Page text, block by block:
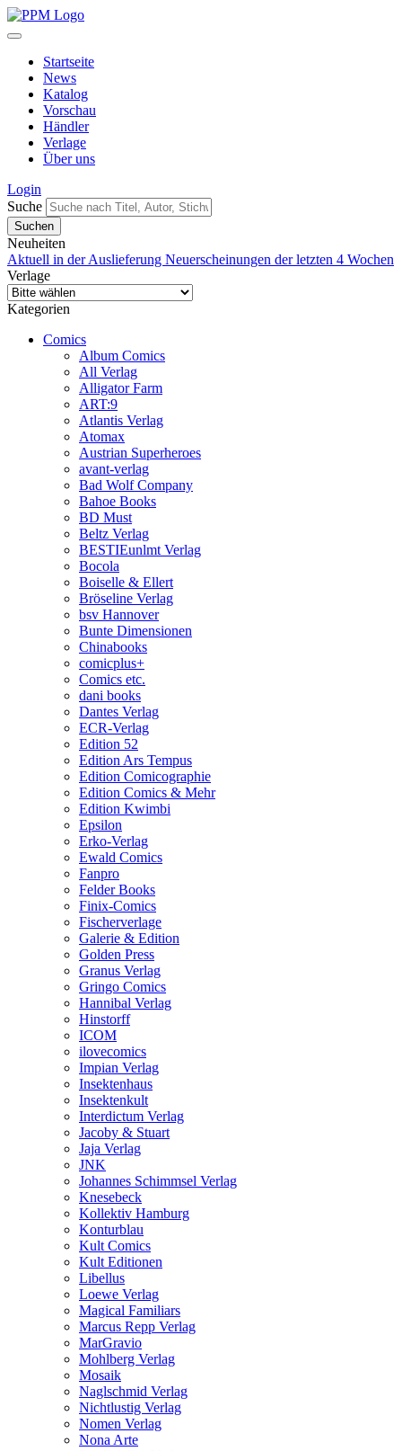
Startseite
News
Katalog
Vorschau
Händler
Verlage
Über uns
Login
Suche
Neuheiten
Aktuell in der Auslieferung Neuerscheinungen der letzten 4 Wochen
Verlage
Kategorien
Comics
Album Comics
All Verlag
Alligator Farm
ART:9
Atlantis Verlag
Atomax
Austrian Superheroes
avant-verlag
Bad Wolf Company
Bahoe Books
BD Must
Beltz Verlag
BESTIEunlmt Verlag
Bocola
Boiselle & Ellert
Bröseline Verlag
bsv Hannover
Bunte Dimensionen
Chinabooks
comicplus+
Comics etc.
dani books
Dantes Verlag
ECR-Verlag
Edition 52
Edition Ars Tempus
Edition Comicographie
Edition Comics & Mehr
Edition Kwimbi
Epsilon
Erko-Verlag
Ewald Comics
Fanpro
Felder Books
Finix-Comics
Fischerverlage
Galerie & Edition
Golden Press
Granus Verlag
Gringo Comics
Hannibal Verlag
Hinstorff
ICOM
ilovecomics
Impian Verlag
Insektenhaus
Insektenkult
Interdictum Verlag
Jacoby & Stuart
Jaja Verlag
JNK
Johannes Schimmsel Verlag
Knesebeck
Kollektiv Hamburg
Konturblau
Kult Comics
Kult Editionen
Libellus
Loewe Verlag
Magical Familiars
Marcus Repp Verlag
MarGravio
Mohlberg Verlag
Mosaik
Naglschmid Verlag
Nichtlustig Verlag
Nomen Verlag
Nona Arte